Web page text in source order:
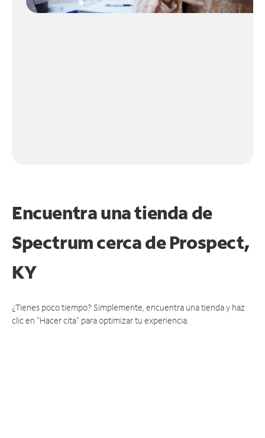
Encuentra una tienda de
Spectrumcerca de Prospect,
KY
¿Tienes poco tiempo? Simplemente, encuentra una tienda y haz
clic en "Hacer cita" para optimizar tu experiencia.